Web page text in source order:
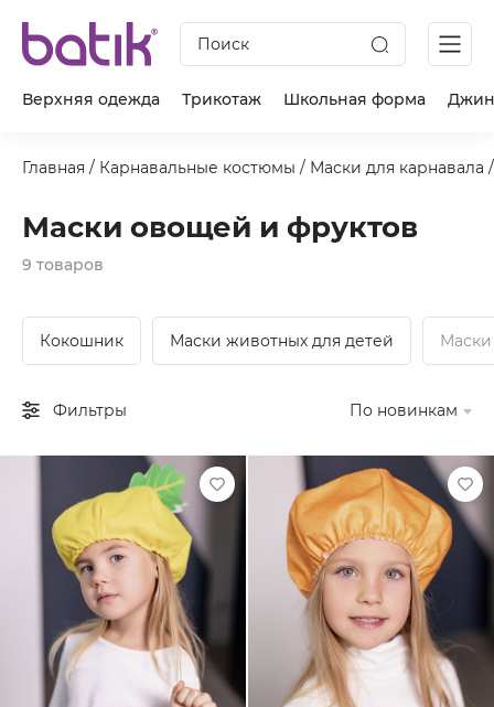
Поиск
Верхняя одежда Трикотаж Школьная форма
Главная / Карнавальные костюмы / Маски для карнавала /
Маски овощей и фруктов
9 товаров
Кокошник Маски животных для детей
Фильтры По новинкам